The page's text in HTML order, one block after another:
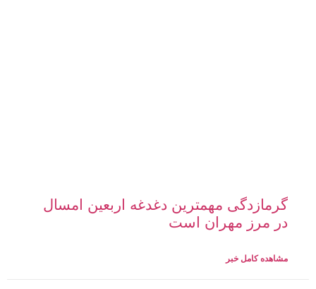
گرمازدگی مهمترین دغدغه اربعین امسال
در مرز مهران است
مشاهده کامل خبر